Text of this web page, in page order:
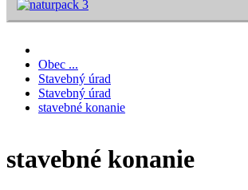
Obec ...
Stavebný úrad
Stavebný úrad
stavebné konanie
stavebné konanie